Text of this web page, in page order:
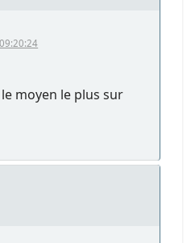
moyen le plus sur